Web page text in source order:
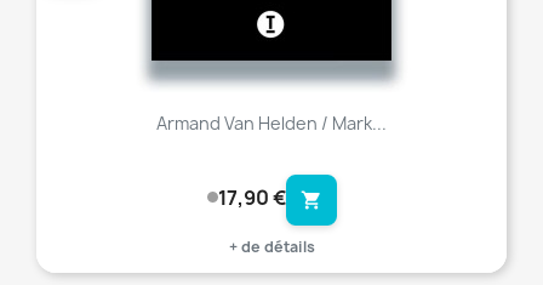
Armand Van Helden / Mark...
17,90 € shopping_cart
+ de détails